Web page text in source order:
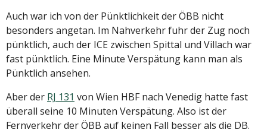
Auch war ich von der Pünktlichkeit der ÖBB nicht
besonders angetan. Im Nahverkehr fuhr der Zug noch
pünktlich, auch der ICE zwischen Spittal und Villach war
fast pünktlich. Eine Minute Verspätung kann man als
Pünktlich ansehen.
Aber der RJ 131 von Wien HBF nach Venedig hatte fast
überall seine 10 Minuten Verspätung. Also ist der
Fernverkehr der ÖBB auf keinen Fall besser als die DB.